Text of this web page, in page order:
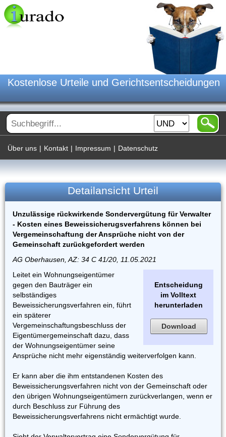
Kostenlose Urteile und Gerichtsentscheidungen
Über uns | Kontakt | Impressum | Datenschutz
Detailansicht Urteil
Unzulässige rückwirkende Sondervergütung für Verwalter
- Kosten eines Beweissicherugsverfahrens können bei
Vergemeinschaftung der Ansprüche nicht von der
Gemeinschaft zurückgefordert werden
AG Oberhausen, AZ: 34 C 41/20, 11.05.2021
Entscheidung
im Volltext
herunterladen
Download
Leitet ein Wohnungseigentümer
gegen den Bauträger ein
selbständiges
Beweissicherungsverfahren ein, führt
ein späterer
Vergemeinschaftungsbeschluss der
Eigentümergemeinschaft dazu, dass
der Wohnungseigentümer seine
Ansprüche nicht mehr eigenständig weiterverfolgen kann.
Er kann aber die ihm entstandenen Kosten des
Beweissicherungsverfahren nicht von der Gemeinschaft oder
den übrigen Wohnungseigentümern zurückverlangen, wenn er
durch Beschluss zur Führung des
Beweissicherungsverfahrens nicht ermächtigt wurde.